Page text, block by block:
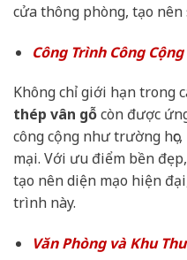
cửa thông phòng, tạo nên
Công Trình Công Cộng
Không chỉ giới hạn trong
thép vân gỗcòn được
công cộng như trường
mại. Với ưu điểm bền đẹp,
tạo nên diện mạo hiện
trình này.
Văn Phòng và Khu